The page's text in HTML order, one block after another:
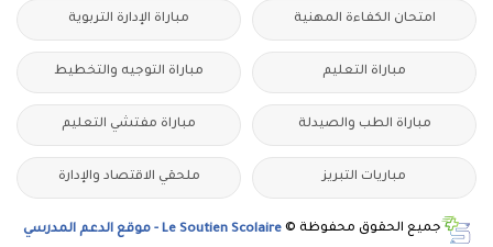
امتحان الكفاءة المهنية مباراة الإدارة التربوية
مباراة التعليم مباراة التوجيه والتخطيط
مباراة الطب والصيدلة مباراة مفتشي التعليم
مباريات التبريز ملحقي الاقتصاد والإدارة
جميع الحقوق محفوظة © Le Soutien Scolaire - موقع الدعم المدرسي